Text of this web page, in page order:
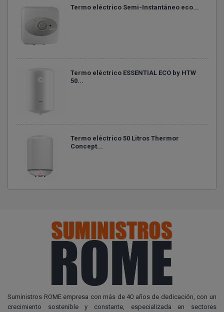
Termo eléctrico Semi-Instantáneo eco...
Termo eléctrico ESSENTIAL ECO by HTW
50...
Termo eléctrico 50 Litros Thermor
Concept...
Suministros ROME empresa con más de 40 años de dedicación, con un
crecimiento sostenible y constante, especializada en sectores